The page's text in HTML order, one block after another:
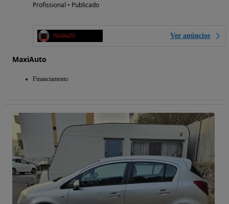
Profissional • Publicado
Ver anúncios
MaxiAuto
Financiamento